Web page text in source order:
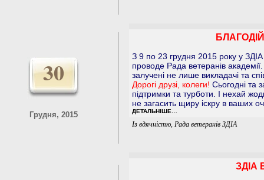
30
Грудня, 2015
З 9 по 23 грудня 2015 року у
проводе Рада ветеранів
залучені не лише викладачі та
Дорогі друзі, колеги! Сьогодні та
підтримки та турботи. І нехай
не загасить щиру іскру в ваших
ДЕТАЛЬНІШЕ…
Із вдячністю, Рада ветеранів ЗДІА
ЗДІА